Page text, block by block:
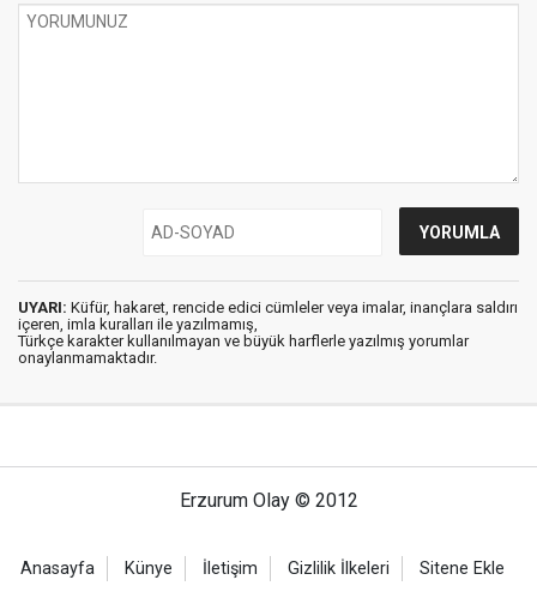
UYARI: Küfür, hakaret, rencide edici cümleler veya imalar, inançlara saldırı
içeren, imla kuralları ile yazılmamış,
Türkçe karakter kullanılmayan ve büyük harflerle yazılmış yorumlar
onaylanmamaktadır.
Erzurum Olay © 2012
Anasayfa Künye İletişim Gizlilik İlkeleri Sitene Ekle